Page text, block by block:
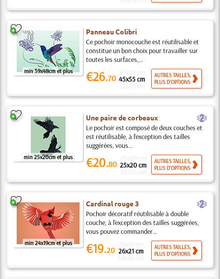
min 39x48cm et plus
Panneau Colibri
Ce pochoir monocouche est réutilisable et
constitue un bon choix pour travailler sur
toutes les surfaces,...
€26.70 45x55 cm
AUTRES TAILLES,
PLUS D'OPTIONS
min 25x20cm et plus
Une paire de corbeaux b
Le pochoir est composé de deux couches et
est réutilisable, à l'exception des tailles
suggérées, vous...
€20.80 25x20 cm
AUTRES TAILLES,
PLUS D'OPTIONS
min 24x19cm et plus
Cardinal rouge 3 b
Pochoir décoratif réutilisable à double
couche, à l'exception des tailles suggérées,
vous pouvez commander...
€19.20 26x21 cm
AUTRES TAILLES,
PLUS D'OPTIONS